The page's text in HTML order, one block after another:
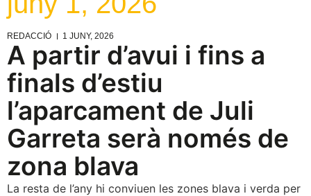
REDACCIÓ 1 JUNY, 2026
A partir d’avui i fins a
finals d’estiu
l’aparcament de Juli
Garreta serà només de
zona blava
La resta de l’any hi conviuen les zones blava i verda per